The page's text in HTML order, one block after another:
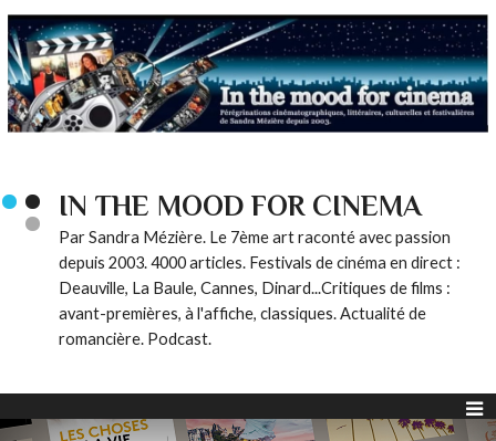
IN THE MOOD FOR CINEMA
Par Sandra Mézière. Le 7ème art raconté avec passion
depuis 2003. 4000 articles. Festivals de cinéma en direct :
Deauville, La Baule, Cannes, Dinard...Critiques de films :
avant-premières, à l'affiche, classiques. Actualité de
romancière. Podcast.